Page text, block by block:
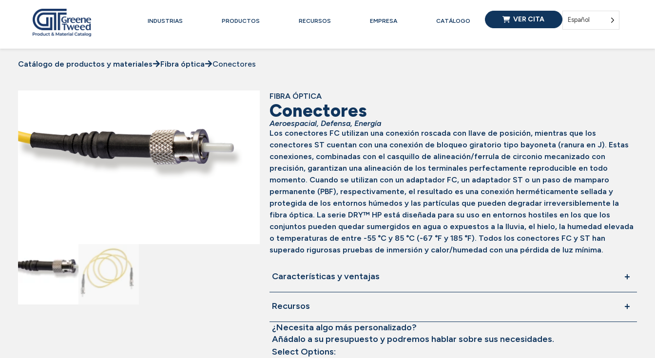
INDUSTRIAS PRODUCTOS RECURSOS EMPRESA CATÁLOGO VER CITA Español
Catálogo de productos y materiales Fibra óptica Conectores
FIBRA ÓPTICA
Conectores
Aeroespacial, Defensa, Energía
Los conectores FC utilizan una conexión roscada con llave de posición, mientras que los
conectores ST cuentan con una conexión de bloqueo giratorio tipo bayoneta (ranura en J). Estas
conexiones, combinadas con el casquillo de alineación/ferrula de circonio mecanizado con
precisión, garantizan una alineación de los terminales perfectamente reproducible en todo
momento. Cuando se utilizan con un adaptador FC, un adaptador ST o un paso de mamparo
permanente (PBF), respectivamente, el resultado es una conexión herméticamente sellada y
protegida de los entornos húmedos y las partículas que pueden degradar irreversiblemente la
fibra óptica. La serie DRY™ HP está diseñada para su uso en entornos hostiles en los que los
conjuntos pueden quedar sumergidos en agua o expuestos a la lluvia, el hielo, la humedad elevada
o temperaturas de entre -55 °C y 85 °C (-67 °F y 185 °F). Todos los conectores FC y ST han
superado rigurosas pruebas de inmersión y calor/humedad con una pérdida de luz mínima.
Características y ventajas
Recursos
¿Necesita algo más personalizado?
Añádalo a su presupuesto y podremos hablar sobre sus necesidades.
Select Options: